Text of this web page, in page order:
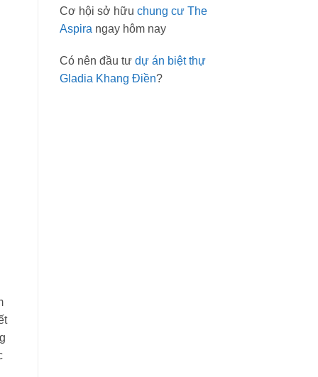
Cơ hội sở hữu chung cư The
Aspira ngay hôm nay
Có nên đầu tư dự án biệt thự
Gladia Khang Điền?